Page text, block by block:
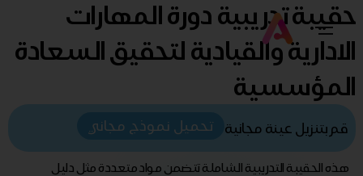
حقيبة تدريبية دورة المهارات
الادارية والقيادية لتحقيق السعادة
المؤسسية
قم بتنزيل عينة مجانية تحميل نموذج مجاني
هذه الحقيبة التدريبية الشاملة تتضمن مواد متعددة مثل دليل